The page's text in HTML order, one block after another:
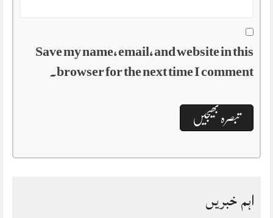
Save my name, email, and website in this
browser for the next time I comment.
اہم خبریں